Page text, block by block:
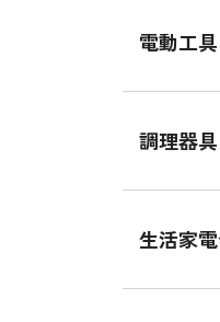
電動工具
調理器具
生活家